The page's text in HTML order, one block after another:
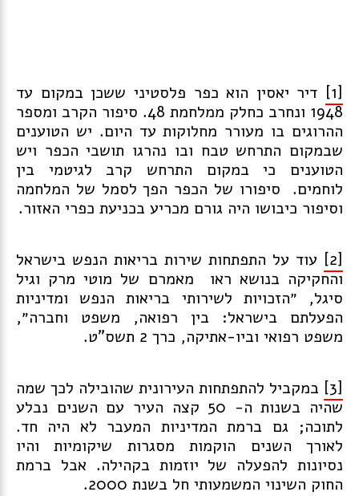
[1]
דיר יאסין הוא כפר פלסטיני ששכן במקום עד
1948 ונחרב כחלק ממלחמת 48. סיפור הקרב ומספר
ההרוגים בו מעורר מחלוקות עד היום. יש הטוענים
שבמקום התרחש טבח ובו נהרגו תושבי הכפר ויש
הטוענים כי במקום התרחש קרב לגיטמי בין
לוחמים. סיפורו של הכפר הפך לסמל של המלחמה
וסיפור כיבושו היה גורם מכריע בכניעת כפרי האזור.
[2]
עוד על התפתחות שירות בריאות הנפש בישראל
והחקיקה בנושא ראו מאמרם של מוטי מרק וגיל
סיגל, ״הזכויות לשירותי בריאות הנפש ומדיניות
הפעלתם בישראל: בין רפואה, משפט וחברה״,
משפט רפואי וביו-אתיקה, כרך 2 תשס"ט.
[3]
במקביל להתפתחות העירונית שהובילה לכך שמה
שהיה בשנות ה- 50 קצה העיר עם השנים נבלע
לתוכה; גם ברמת המדיניות המעבר לא היה חד.
לאורך השנים הוקמות מסגרות שיקומיות והיו
נסיונות להפעלה של יוזמות בקהילה. אבל ברמת
החוק השינוי המשמעותי חל בשנת 2000.